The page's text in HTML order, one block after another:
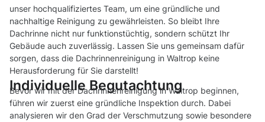
unser hochqualifiziertes Team, um eine gründliche und
nachhaltige Reinigung zu gewährleisten. So bleibt Ihre
Dachrinne nicht nur funktionstüchtig, sondern schützt Ihr
Gebäude auch zuverlässig. Lassen Sie uns gemeinsam dafür
sorgen, dass die Dachrinnenreinigung in Waltrop keine
Herausforderung für Sie darstellt!
Individuelle Begutachtung
Bevor wir mit der Dachrinnenreinigung in Waltrop beginnen,
führen wir zuerst eine gründliche Inspektion durch. Dabei
analysieren wir den Grad der Verschmutzung sowie besondere